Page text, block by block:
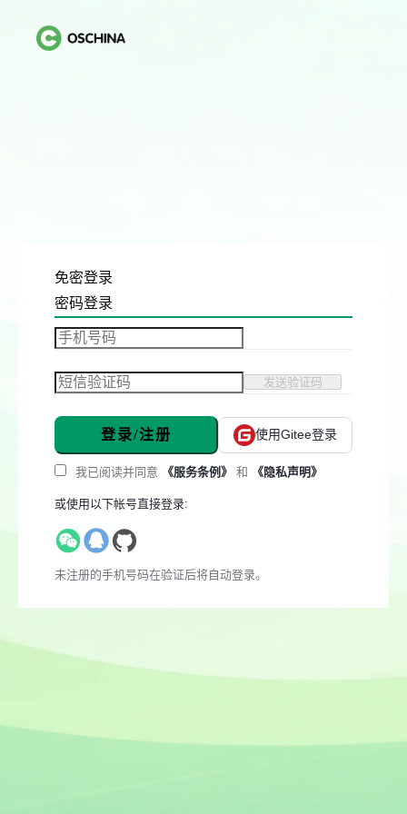
免密登录
密码登录
发送验证码
登录/注册 使用Gitee登录
我已阅读并同意 《服务条例》 和 《隐私声明》
或使用以下帐号直接登录:
未注册的手机号码在验证后将自动登录。